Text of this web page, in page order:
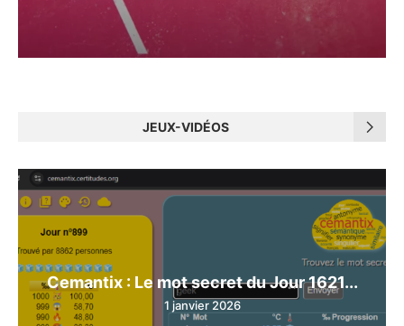
JEUX-VIDÉOS
Cemantix : Le mot secret du Jour 1621...
1 janvier 2026